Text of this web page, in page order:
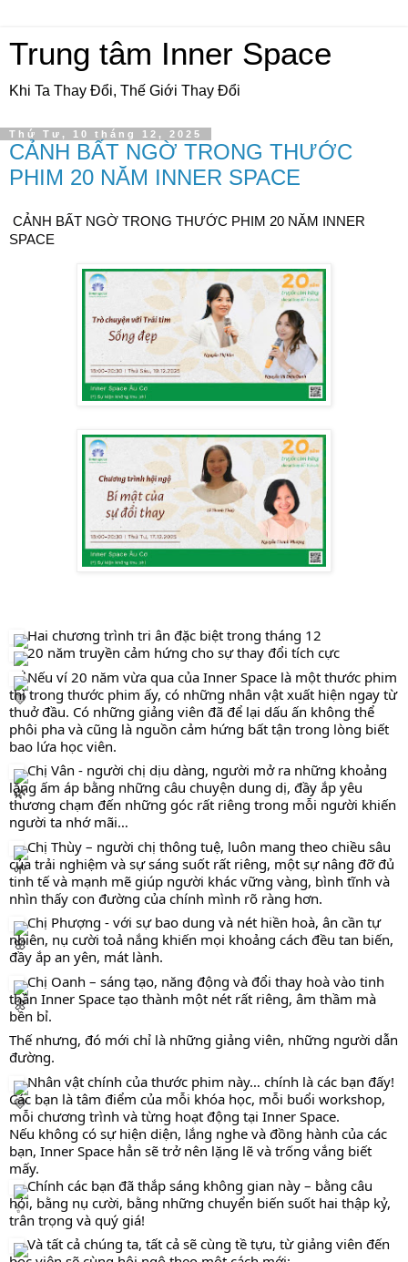
Trung tâm Inner Space
Khi Ta Thay Đổi, Thế Giới Thay Đổi
Thứ Tư, 10 tháng 12, 2025
CẢNH BẤT NGỜ TRONG THƯỚC
PHIM 20 NĂM INNER SPACE
CẢNH BẤT NGỜ TRONG THƯỚC PHIM 20 NĂM INNER
SPACE
Hai chương trình tri ân đặc biệt trong tháng 12
20 năm truyền cảm hứng cho sự thay đổi tích cực
Nếu ví 20 năm vừa qua của Inner Space là một thước phim
thì trong thước phim ấy, có những nhân vật xuất hiện ngay từ
thuở đầu. Có những giảng viên đã để lại dấu ấn không thể
phôi pha và cũng là nguồn cảm hứng bất tận trong lòng biết
bao lứa học viên.
Chị Vân - người chị dịu dàng, người mở ra những khoảng
lặng ấm áp bằng những câu chuyện dung dị, đầy ắp yêu
thương chạm đến những góc rất riêng trong mỗi người khiến
người ta nhớ mãi…
Chị Thùy – người chị thông tuệ, luôn mang theo chiều sâu
của trải nghiệm và sự sáng suốt rất riêng, một sự nâng đỡ đủ
tinh tế và mạnh mẽ giúp người khác vững vàng, bình tĩnh và
nhìn thấy con đường của chính mình rõ ràng hơn.
Chị Phượng - với sự bao dung và nét hiền hoà, ân cần tự
nhiên, nụ cười toả nắng khiến mọi khoảng cách đều tan biến,
đầy ắp an yên, mát lành.
Chị Oanh – sáng tạo, năng động và đổi thay hoà vào tinh
thần Inner Space tạo thành một nét rất riêng, âm thầm mà
bền bỉ.
Thế nhưng, đó mới chỉ là những giảng viên, những người dẫn
đường.
Nhân vật chính của thước phim này… chính là các bạn đấy!
Các bạn là tâm điểm của mỗi khóa học, mỗi buổi workshop,
mỗi chương trình và từng hoạt động tại Inner Space.
Nếu không có sự hiện diện, lắng nghe và đồng hành của các
bạn, Inner Space hẳn sẽ trở nên lặng lẽ và trống vắng biết
mấy.
Chính các bạn đã thắp sáng không gian này – bằng câu
hỏi, bằng nụ cười, bằng những chuyển biến suốt hai thập kỷ,
trân trọng và quý giá!
Và tất cả chúng ta, tất cả sẽ cùng tề tựu, từ giảng viên đến